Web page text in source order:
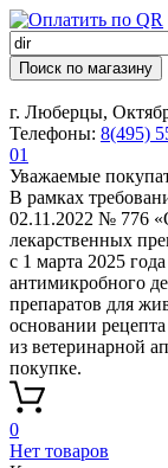
Поиск по магазину
г. Люберцы,
Телефоны: 8(495)
01
Уважаемые
В рамках
02.11.2022 № 776
лекарственных
с 1 марта 2025
антимикробного
препаратов для
основании
из ветеринарной
покупке.
0
Нет товаров